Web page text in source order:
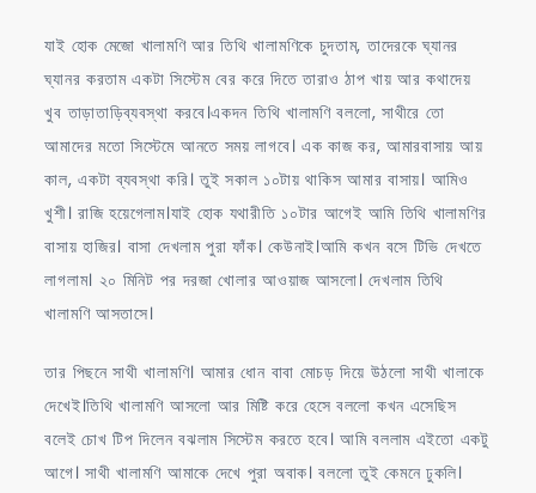
যাই হোক মেজো খালামণি আর তিথি খালামণিকে চুদতাম, তাদেরকে ঘ্যানর
ঘ্যানর করতাম একটা সিস্টেম বের করে দিতে তারাও ঠাপ খায় আর কথাদেয়
খুব তাড়াতাড়িব্যবস্থা করবে।একদন তিথি খালামণি বললো, সাথীরে তো
আমাদের মতো সিস্টেমে আনতে সময় লাগবে। এক কাজ কর, আমারবাসায় আয়
কাল, একটা ব্যবস্থা করি। তুই সকাল ১০টায় থাকিস আমার বাসায়। আমিও
খুশী। রাজি হয়েগেলাম।যাই হোক যথারীতি ১০টার আগেই আমি তিথি খালামণির
বাসায় হাজির। বাসা দেখলাম পুরা ফাঁক। কেউনাই।আমি কখন বসে টিভি দেখতে
লাগলাম। ২০ মিনিট পর দরজা খোলার আওয়াজ আসলো। দেখলাম তিথি
খালামণি আসতাসে।
তার পিছনে সাথী খালামণি। আমার ধোন বাবা মোচড় দিয়ে উঠলো সাথী খালাকে
দেখেই।তিথি খালামণি আসলো আর মিষ্টি করে হেসে বললো কখন এসেছিস
বলেই চোখ টিপ দিলেন বঝলাম সিস্টেম করতে হবে। আমি বললাম এইতো একটু
আগে। সাথী খালামণি আমাকে দেখে পুরা অবাক। বললো তুই কেমনে ঢুকলি।